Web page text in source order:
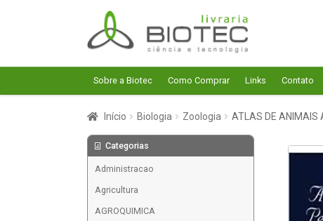
Pular
para
navegação
Pular
para
o
conteúdo
Sobre a Biotec Como Comprar Links Contato
Início Biologia Zoologia ATLAS DE ANIMAIS
Categorias
Administracao
Agricultura
AGROQUIMICA